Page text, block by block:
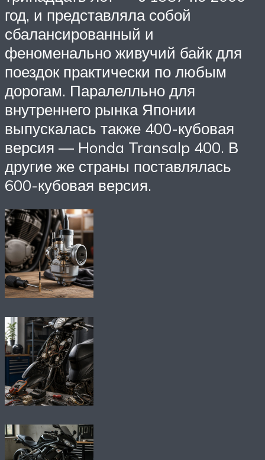
год, и представляла собой
сбалансированный и
феноменально живучий байк для
поездок практически по любым
дорогам. Паралелльно для
внутреннего рынка Японии
выпускалась также 400-кубовая
версия — Honda Transalp 400. В
другие же страны поставлялась
600-кубовая версия.